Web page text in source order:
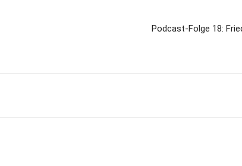
Podcast-Folge 18: